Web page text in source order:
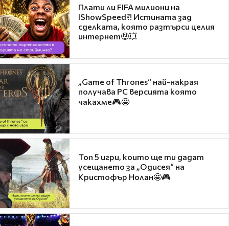
Плати ли FIFA милиони на
IShowSpeed?! Истината зад
сделката, която разтърси целия
интернет🤑💥
„Game of Thrones“ най-накрая
получава PC версията която
чакахме🎮🤩
Топ 5 игри, които ще ти дадат
усещането за „Одисея“ на
Кристофър Нолан🤩🎮